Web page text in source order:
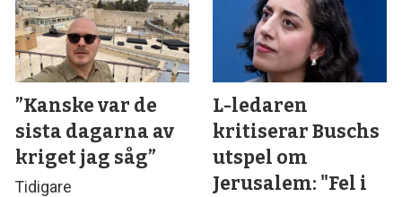
”Kanske var de
sista dagarna av
kriget jag såg”
Tidigare
L-ledaren
kritiserar Buschs
utspel om
Jerusalem: "Fel i